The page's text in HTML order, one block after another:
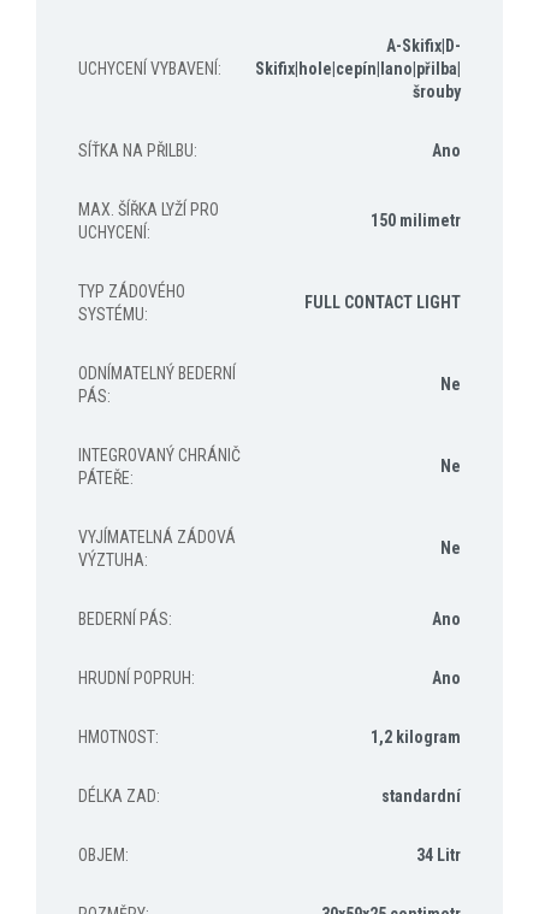
UCHYCENÍ VYBAVENÍ:
A-Skifix|D-
Skifix|hole|cepín|lano|přilba|
šrouby
SÍŤKA NA PŘILBU: Ano
MAX. ŠÍŘKA LYŽÍ PRO
UCHYCENÍ:
150 milimetr
TYP ZÁDOVÉHO
SYSTÉMU:
FULL CONTACT LIGHT
ODNÍMATELNÝ BEDERNÍ
PÁS:
Ne
INTEGROVANÝ CHRÁNIČ
PÁTEŘE:
Ne
VYJÍMATELNÁ ZÁDOVÁ
VÝZTUHA:
Ne
BEDERNÍ PÁS: Ano
HRUDNÍ POPRUH: Ano
HMOTNOST: 1,2 kilogram
DÉLKA ZAD: standardní
OBJEM: 34 Litr